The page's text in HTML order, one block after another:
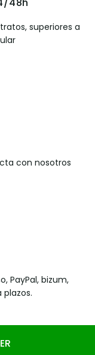
48h
superiores a
con nosotros
PayPal, bizum,